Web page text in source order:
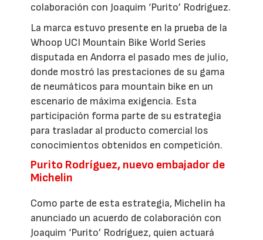
colaboración con Joaquim ‘Purito’ Rodríguez.
La marca estuvo presente en la prueba de la
Whoop UCI Mountain Bike World Series
disputada en Andorra el pasado mes de julio,
donde mostró las prestaciones de su gama
de neumáticos para mountain bike en un
escenario de máxima exigencia. Esta
participación forma parte de su estrategia
para trasladar al producto comercial los
conocimientos obtenidos en competición.
Purito Rodríguez, nuevo embajador de
Michelin
Como parte de esta estrategia, Michelin ha
anunciado un acuerdo de colaboración con
Joaquim ‘Purito’ Rodríguez, quien actuará